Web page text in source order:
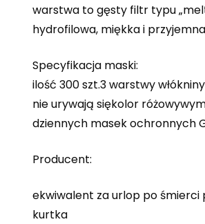
warstwa to gęsty filtr typu
hydrofilowa, miękka i
Specyfikacja maski:
ilość 300 szt.3 warstwy
nie urywają siękolor
dziennych masek ochronnych
Producent:
ekwiwalent za urlop po śmierci
kurtka